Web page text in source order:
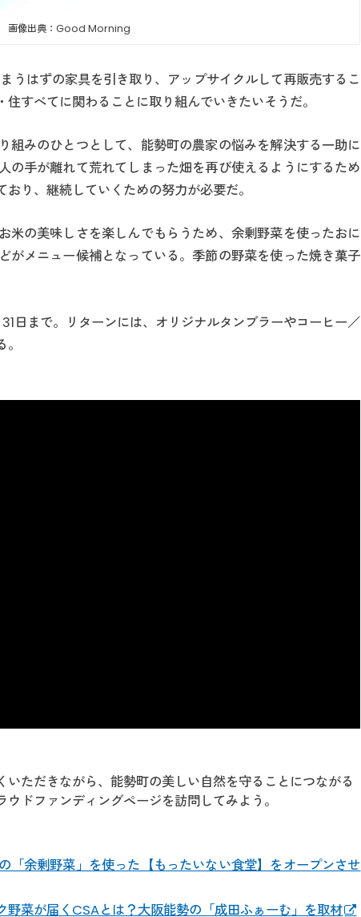
画像出典：Good Morning
うはずの家具を引き取り、アップサイクルして再販売するこ
すべてに関わることに取り組んでいきたいそうだ。
組みのひとつとして、能勢町の農家の悩みを解決する一助に
の手が離れて荒れてしまった畑を再び使えるようにするため
り、継続していくための努力が必要だ。
米の美味しさを楽しんでもらうため、余剰野菜を使ったおに
がメニュー候補となっている。季節の野菜を使った焼き菓子
日まで。リターンには、オリジナルタンブラーやコーヒー／
ただきながら、能勢町の美しい自然を守ることにつながる
ドファンディングページを訪問してみよう。
「余剰野菜」を使った【もったいない食堂】をオープンさせ
野菜が届くCSAとは？大阪能勢の「成田ふぁーむ」を取材